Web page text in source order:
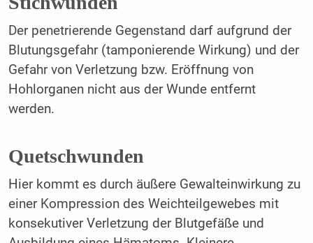
Der penetrierende Gegenstand darf aufgrund der
Blutungsgefahr (tamponierende Wirkung) und der
Gefahr von Verletzung bzw. Eröffnung von
Hohlorganen nicht aus der Wunde entfernt
werden.
Quetschwunden
Hier kommt es durch äußere Gewalteinwirkung zu
einer Kompression des Weichteilgewebes mit
konsekutiver Verletzung der Blutgefäße und